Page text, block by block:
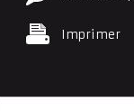
Imprimer